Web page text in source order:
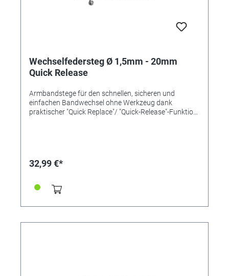
Wechselfedersteg Ø 1,5mm - 20mm
Quick Release
Armbandstege für den schnellen, sicheren und
einfachen Bandwechsel ohne Werkzeug dank
praktischer "Quick Replace"/ "Quick-Release"-Funktion
32,99 €*